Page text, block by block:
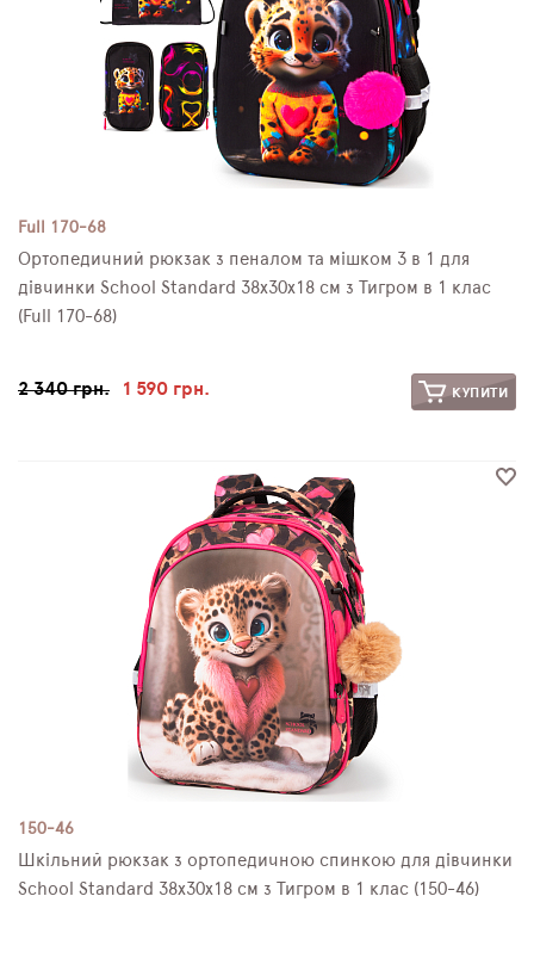
Full 170-68
Ортопедичний рюкзак з пеналом та мішком 3 в 1 для
дівчинки School Standard 38х30х18 см з Тигром в 1 клас
(Full 170-68)
2 340 грн. 1 590 грн. КУПИТИ
150-46
Шкільний рюкзак з ортопедичною спинкою для дівчинки
School Standard 38х30х18 см з Тигром в 1 клас (150-46)